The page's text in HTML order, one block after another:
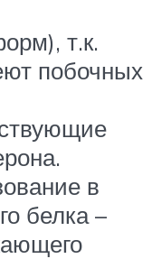
т.к.
побочных
в
белка –